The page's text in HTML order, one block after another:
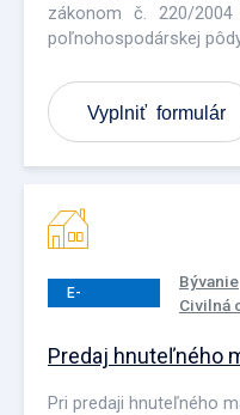
zákonom č. 220/
poľnohospodárskej
Vyplniť formulár
E-
Bývanie
Civilná
Predaj hnuteľného
Pri predaji hnuteľného